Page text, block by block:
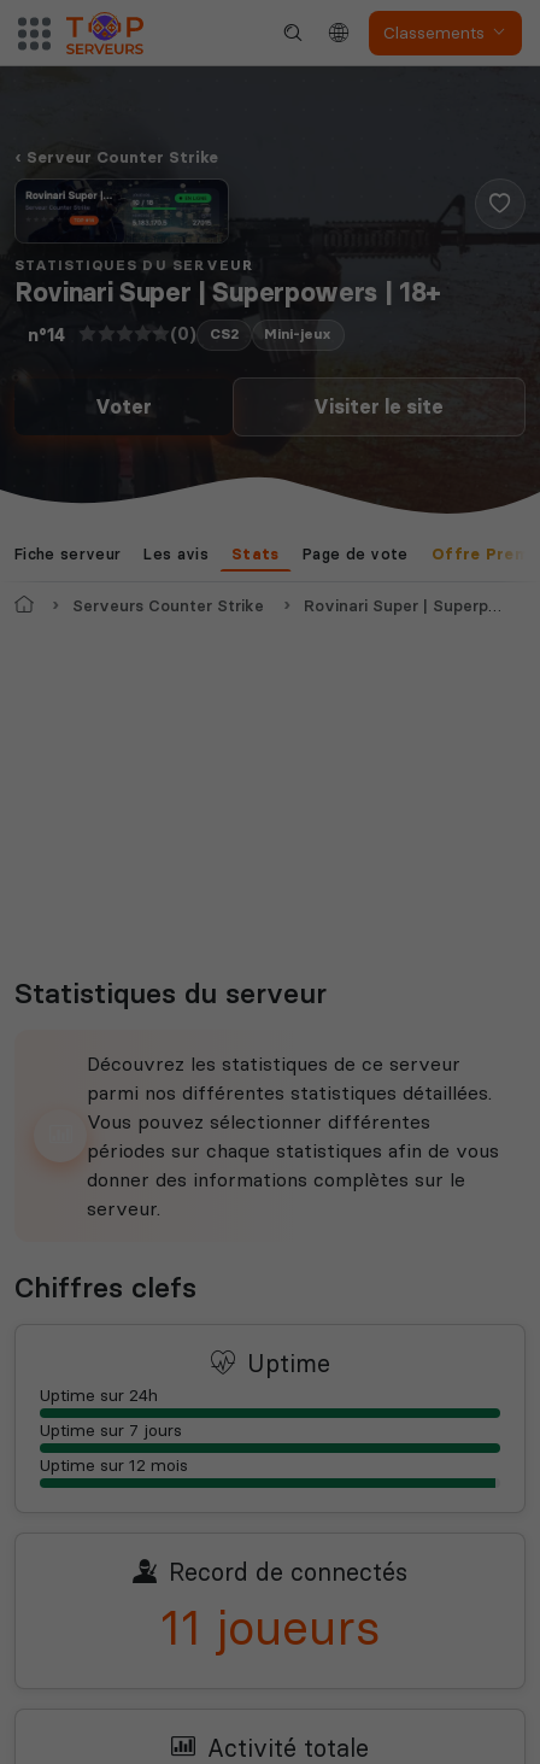
Classements
Serveur Counter Strike
STATISTIQUES DU SERVEUR
Rovinari Super | Superpowers | 18+
n°14 (0) CS2 Mini-jeux
Voter Visiter le site
Fiche serveur Les avis Stats Page de vote Offre
AccueilServeurs Counter Strike Rovinari Super | Superpowers | 18+
Statistiques du serveur
Découvrez les statistiques de ce serveur
parmi nos différentes statistiques détaillées.
Vous pouvez sélectionner différentes
périodes sur chaque statistiques afin de vous
donner des informations complètes sur le
serveur.
Chiffres clefs
Uptime
Uptime sur 24h
Uptime sur 7 jours
Uptime sur 12 mois
Record de connectés
11 joueurs
Activité totale